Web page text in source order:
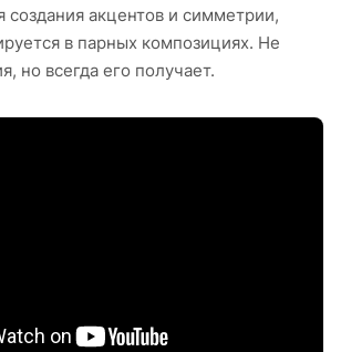
создания акцентов и симметрии,
в парных композициях. Не
но всегда его получает.